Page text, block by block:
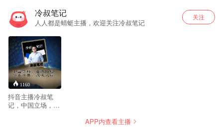
冷叔笔记
人人都是蜻蜓主播，欢迎关注冷叔笔记
关注
1160
抖音主播冷叔笔
记，中国立场，世
APP内查看主播